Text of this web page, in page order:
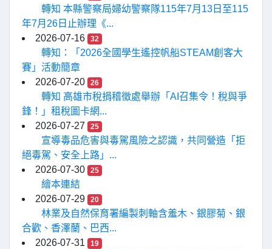
轉知 本縣警察局婦幼警察隊115年7月13日至115
年7月26日止辦理《...
2026-07-16
32
轉知：「2026全國學生遙控帆船STEAM創客大
賽」活動簡章
2026-07-20
26
轉知 高雄市稅捐稽徵處舉辦「AI召集令！稅與爭
鋒！」租稅圖卡網...
2026-07-27
25
宣導毒品危害與毒駕風險之認識，共同營造「拒
絕毒駕、安全上路」...
2026-07-30
25
繪本連結
2026-07-29
20
林業及自然保育署編製刺軸含羞木、銀膠菊、銀
合歡、香澤蘭、巴西...
2026-07-31
19